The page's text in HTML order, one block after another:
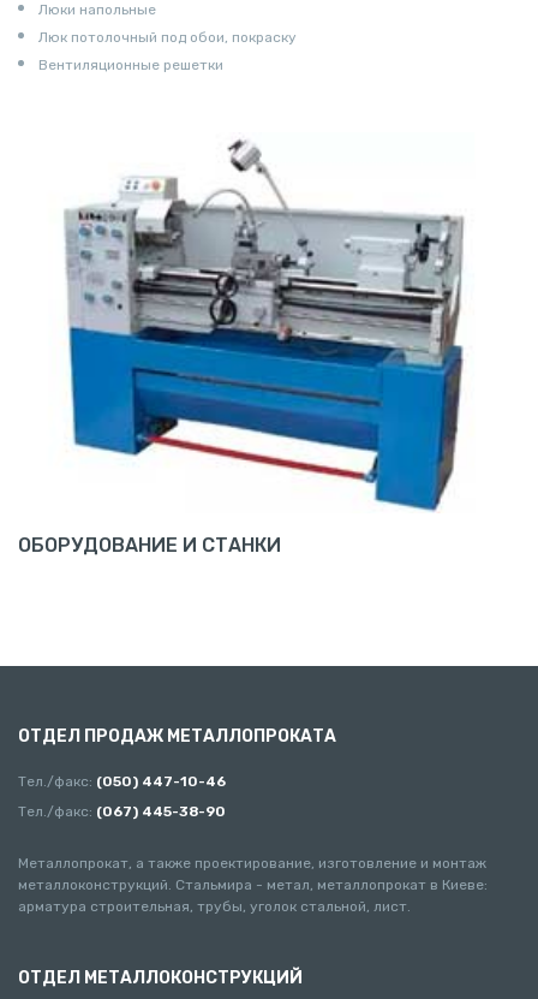
Люки напольные
Люк потолочный под обои, покраску
Вентиляционные решетки
ОБОРУДОВАНИЕ И СТАНКИ
ОТДЕЛ ПРОДАЖ МЕТАЛЛОПРОКАТА
Тел./факс: (050) 447-10-46
Тел./факс: (067) 445-38-90
Металлопрокат, а также проектирование, изготовление и монтаж
металлоконструкций. Стальмира - метал, металлопрокат в Киеве:
арматура строительная, трубы, уголок стальной, лист.
ОТДЕЛ МЕТАЛЛОКОНСТРУКЦИЙ